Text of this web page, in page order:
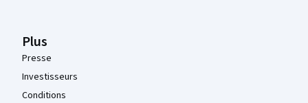
Plus
Presse
Investisseurs
Conditions